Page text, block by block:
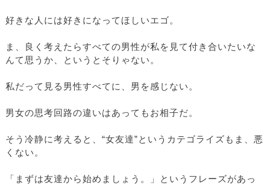
好きな人には好きになってほしいエゴ。
ま、良く考えたらすべての男性が私を見て付き合いたいな
んて思うか、というとそりゃない。
私だって見る男性すべてに、男を感じない。
男女の思考回路の違いはあってもお相子だ。
そう冷静に考えると、“女友達”というカテゴライズもま、悪
くない。
「まずは友達から始めましょう。」というフレーズがあっ